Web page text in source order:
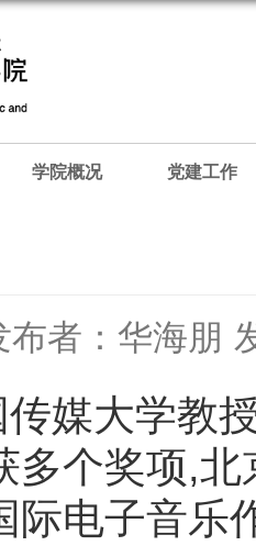
学院概况 党建工作
布者：华海朋
传媒大学教
多个奖项,北
际电子音乐